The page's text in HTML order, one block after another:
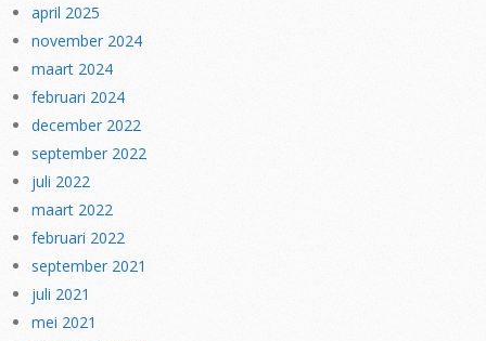
april 2025
november 2024
maart 2024
februari 2024
december 2022
september 2022
juli 2022
maart 2022
februari 2022
september 2021
juli 2021
mei 2021